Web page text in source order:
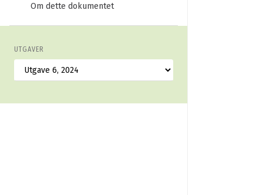
Om dette dokumentet
UTGAVER